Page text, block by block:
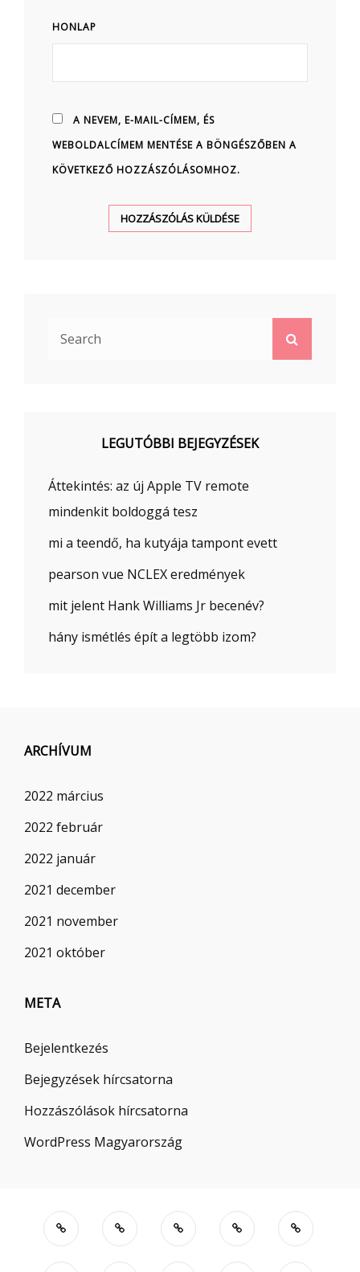
HONLAP
A NEVEM, E-MAIL-CÍMEM, ÉS
WEBOLDALCÍMEM MENTÉSE A BÖNGÉSZŐBEN A
KÖVETKEZŐ HOZZÁSZÓLÁSOMHOZ.
LEGUTÓBBI BEJEGYZÉSEK
Áttekintés: az új Apple TV remote
mindenkit boldoggá tesz
mi a teendő, ha kutyája tampont evett
pearson vue NCLEX eredmények
mit jelent Hank Williams Jr becenév?
hány ismétlés épít a legtöbb izom?
ARCHÍVUM
2022 március
2022 február
2022 január
2021 december
2021 november
2021 október
META
Bejelentkezés
Bejegyzések hírcsatorna
Hozzászólások hírcsatorna
WordPress Magyarország